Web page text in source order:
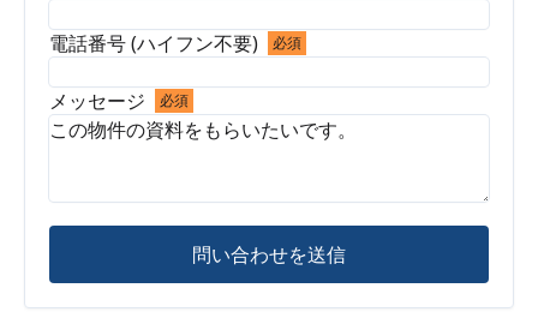
電話番号 (ハイフン不要) 必須
メッセージ 必須
問い合わせを送信